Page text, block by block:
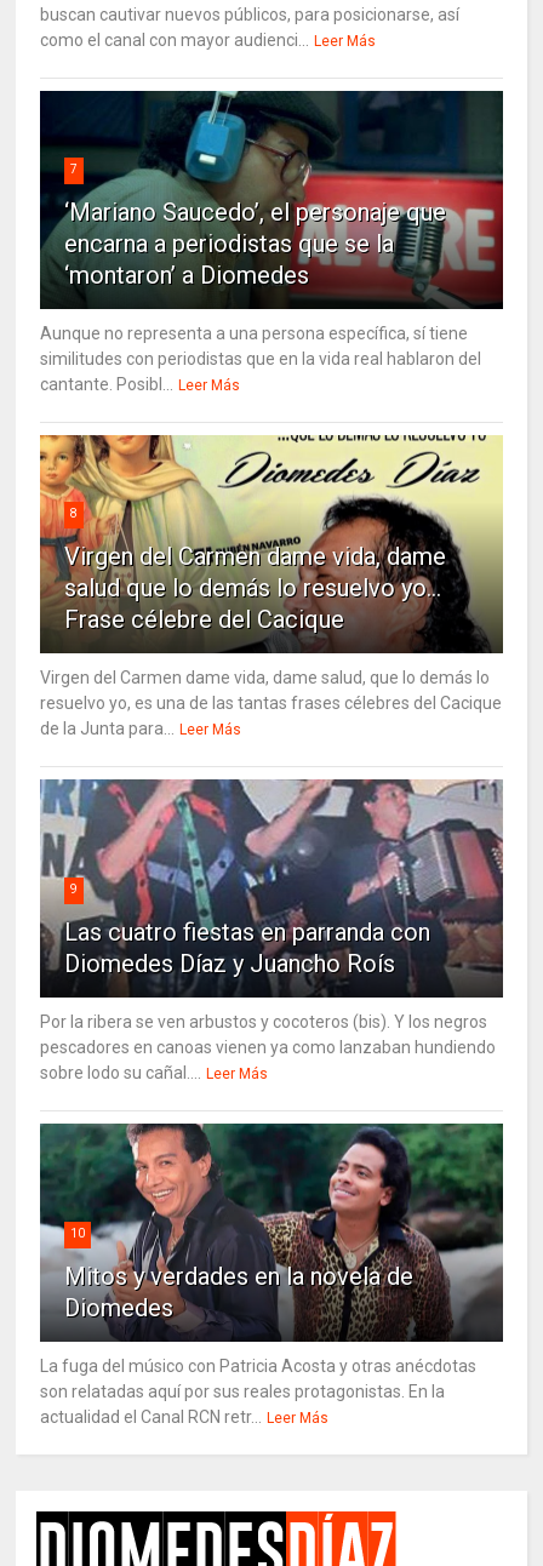
buscan cautivar nuevos públicos, para posicionarse, así
como el canal con mayor audienci...
Leer Más
7
‘Mariano Saucedo’, el personaje que
encarna a periodistas que se la
‘montaron’ a Diomedes
Aunque no representa a una persona específica, sí tiene
similitudes con periodistas que en la vida real hablaron del
cantante. Posibl...
Leer Más
8
Virgen del Carmen dame vida, dame
salud que lo demás lo resuelvo yo…
Frase célebre del Cacique
Virgen del Carmen dame vida, dame salud, que lo demás lo
resuelvo yo, es una de las tantas frases célebres del Cacique
de la Junta para...
Leer Más
9
Las cuatro fiestas en parranda con
Diomedes Díaz y Juancho Roís
Por la ribera se ven arbustos y cocoteros (bis). Y los negros
pescadores en canoas vienen ya como lanzaban hundiendo
sobre lodo su cañal....
Leer Más
10
Mitos y verdades en la novela de
Diomedes
La fuga del músico con Patricia Acosta y otras anécdotas
son relatadas aquí por sus reales protagonistas. En la
actualidad el Canal RCN retr...
Leer Más